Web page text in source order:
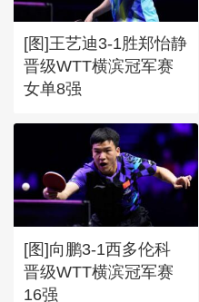
[图]王艺迪3-1胜郑怡静
晋级WTT横滨冠军赛
女单8强
[图]向鹏3-1西多伦科
晋级WTT横滨冠军赛
16强